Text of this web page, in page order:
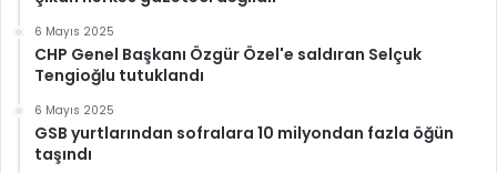
6 Mayıs 2025
CHP Genel Başkanı Özgür Özel'e saldıran Selçuk
Tengioğlu tutuklandı
6 Mayıs 2025
GSB yurtlarından sofralara 10 milyondan fazla öğün
taşındı